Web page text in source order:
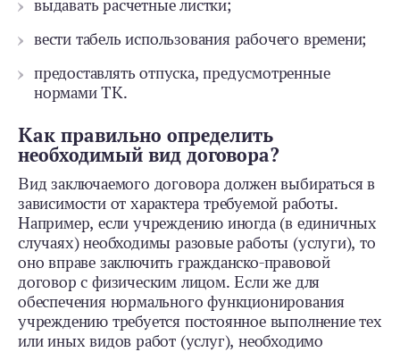
выдавать расчетные листки;
вести табель использования рабочего времени;
предоставлять отпуска, предусмотренные
нормами ТК.
Как правильно определить
необходимый вид договора?
Вид заключаемого договора должен выбираться в
зависимости от характера требуемой работы.
Например, если учреждению иногда (в единичных
случаях) необходимы разовые работы (услуги), то
оно вправе заключить гражданско-­правовой
договор с физическим лицом. Если же для
обеспечения нормального функционирования
учреждению требуется постоянное выполнение тех
или иных видов работ (услуг), необходимо